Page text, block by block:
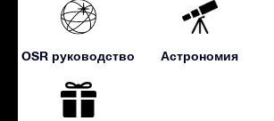
OSR руководство Астрономия